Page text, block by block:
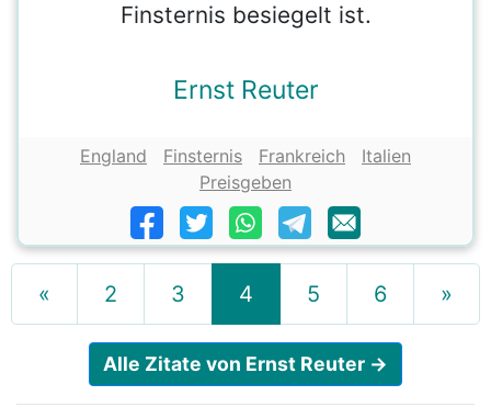
Finsternis besiegelt ist.
Ernst Reuter
England Finsternis Frankreich
Italien
Preisgeben
« 2 3 4 5 6 »
Alle Zitate von Ernst Reuter →